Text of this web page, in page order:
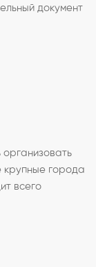
документ
крупные города
всего